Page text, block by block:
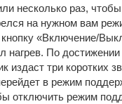
несколько раз,
на нужном вам
кнопку «Включение/
нагрев. По
издаст три коротких
в режим
отключить режим